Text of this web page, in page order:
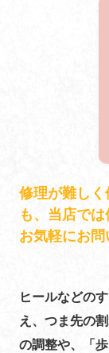
修理が難し
も、当店では
お気軽にお問
ヒールなどの
え、つま先の
の調整や、「